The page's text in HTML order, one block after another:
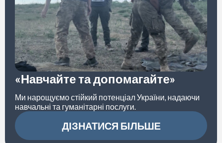
«Навчайте та допомагайте»
Ми нарощуємо стійкий потенціал України, надаючи
навчальні та гуманітарні послуги.
ДІЗНАТИСЯ БІЛЬШЕ